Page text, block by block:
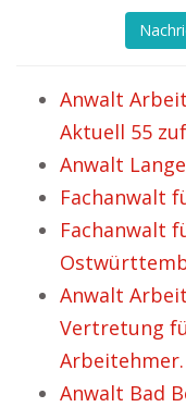
Anwalt
Aktuell 55
Anwalt
Fachanwalt
Fachanwalt
Anwalt
Vertretung
Arbeitehmer.
Anwalt Bad